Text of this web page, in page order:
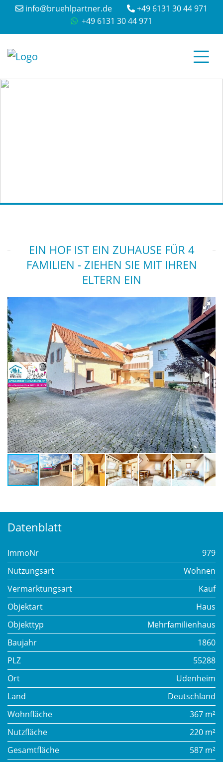
info@bruehlpartner.de
+49 6131 30 44 971
+49 6131 30 44 971
EIN HOF IST EIN ZUHAUSE FÜR 4
FAMILIEN - ZIEHEN SIE MIT IHREN
ELTERN EIN
Datenblatt
ImmoNr
979
Nutzungsart
Wohnen
Vermarktungsart
Kauf
Objektart
Haus
Objekttyp
Mehrfamilienhaus
Baujahr
1860
PLZ
55288
Ort
Udenheim
Land
Deutschland
Wohnfläche
367 m²
Nutzfläche
220 m²
Gesamtfläche
587 m²